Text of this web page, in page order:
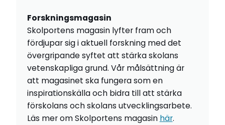
Forskningsmagasin
Skolportens magasin lyfter fram och
fördjupar sig i aktuell forskning med det
övergripande syftet att stärka skolans
vetenskapliga grund. Vår målsättning är
att magasinet ska fungera som en
inspirationskälla och bidra till att stärka
förskolans och skolans utvecklingsarbete.
Läs mer om Skolportens magasin här.